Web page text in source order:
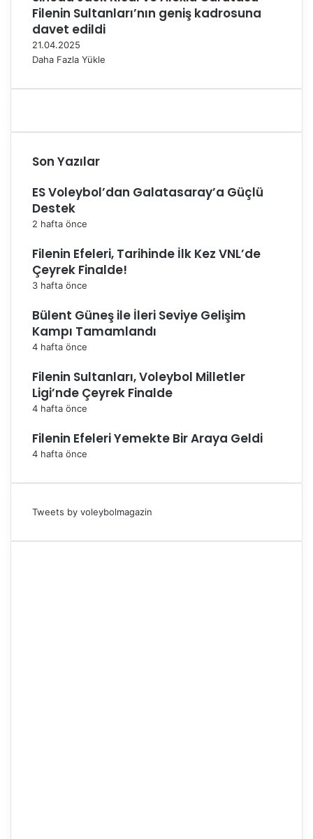
d
a
n
Filenin Sultanları’nın geniş kadrosuna
davet edildi
21.04.2025
Daha Fazla Yükle
Son Yazılar
ES Voleybol’dan Galatasaray’a Güçlü
Destek
2 hafta önce
Filenin Efeleri, Tarihinde İlk Kez VNL’de
Çeyrek Finalde!
3 hafta önce
Bülent Güneş ile İleri Seviye Gelişim
Kampı Tamamlandı
4 hafta önce
Filenin Sultanları, Voleybol Milletler
Ligi’nde Çeyrek Finalde
4 hafta önce
Filenin Efeleri Yemekte Bir Araya Geldi
4 hafta önce
Tweets by voleybolmagazin